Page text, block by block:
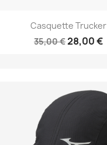
Casquette Trucker
35,00 €28,00 €